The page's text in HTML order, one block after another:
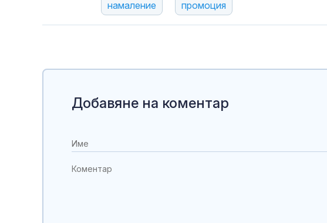
намаление промоция
Добавяне на коментар